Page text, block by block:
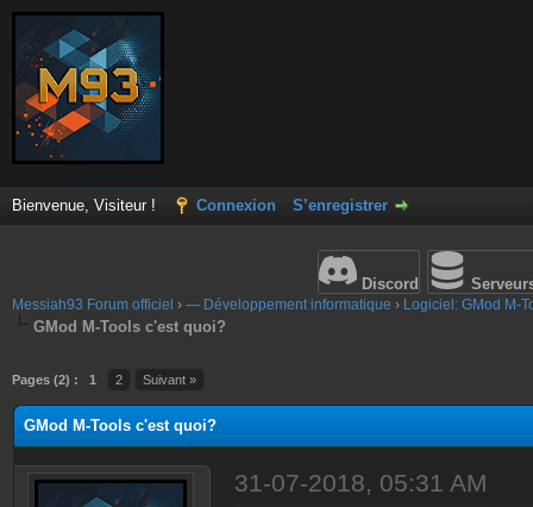
Bienvenue, Visiteur ! Connexion S’enregistrer
Discord
Messiah93 Forum officiel › — Développement informatique › Logiciel: GMod M-
GMod M-Tools c'est quoi?
Pages (2) : 1 2 Suivant »
GMod M-Tools c'est quoi?
31-07-2018, 05:31 AM